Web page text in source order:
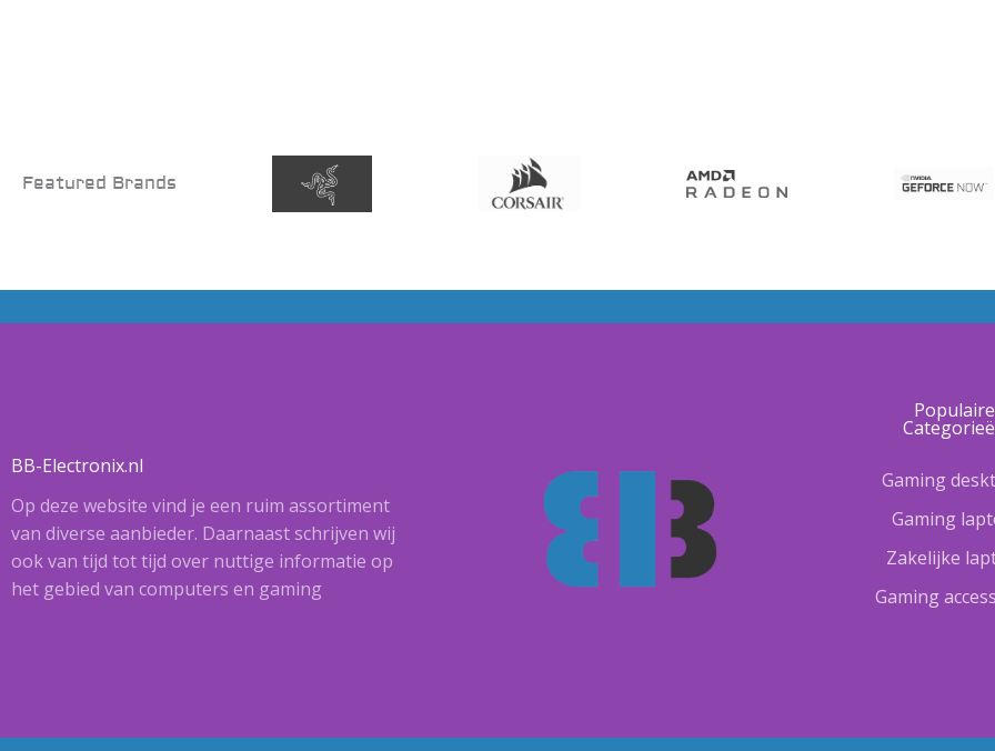
Featured Brands
BB-Electronix.nl
Op deze website vind je een ruim assortiment
van diverse aanbieder. Daarnaast schrijven wij
ook van tijd tot tijd over nuttige informatie op
het gebied van computers en gaming
Populaire
Gaming
Gaming
Zakelijke
Gaming